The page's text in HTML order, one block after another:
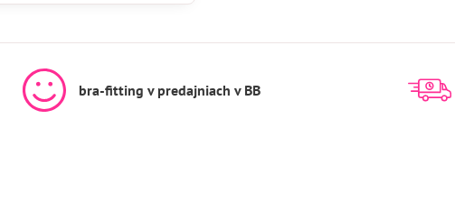
bra-fitting v predajniach v BB